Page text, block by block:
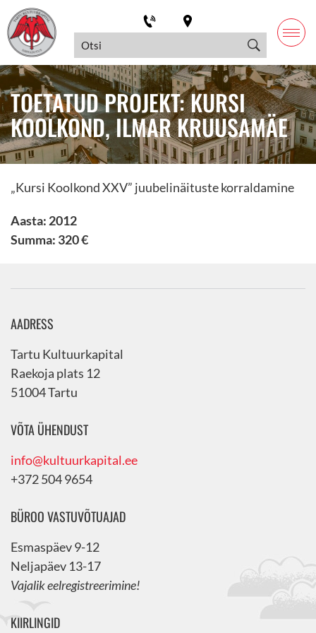
TOETATUD PROJEKT: KURSI
KOOLKOND, ILMAR KRUUSAMÄE
„Kursi Koolkond XXV” juubelinäituste korraldamine
Aasta: 2012
Summa: 320 €
AADRESS
Tartu Kultuurkapital
Raekoja plats 12
51004 Tartu
VÕTA ÜHENDUST
info@kultuurkapital.ee
+372 504 9654
BÜROO VASTUVÕTUAJAD
Esmaspäev 9-12
Neljapäev 13-17
Vajalik eelregistreerimine!
KIIRLINGID